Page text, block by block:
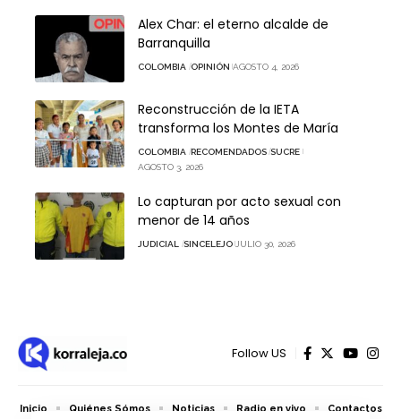
Alex Char: el eterno alcalde de
Barranquilla
COLOMBIA OPINIÓN AGOSTO 4, 2026
Reconstrucción de la IETA
transforma los Montes de María
COLOMBIA RECOMENDADOS SUCRE
AGOSTO 3, 2026
Lo capturan por acto sexual con
menor de 14 años
JUDICIAL SINCELEJO JULIO 30, 2026
Follow US
Inicio Quiénes Sómos Noticias Radio en vivo Contactos